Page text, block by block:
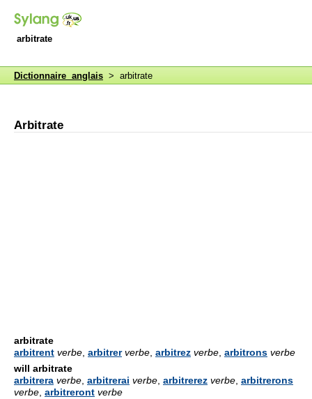
arbitrate
Dictionnaire anglais > arbitrate
Arbitrate
arbitrate
arbitrent verbe arbitrer verbe arbitrez verbe arbitrons verbe
will arbitrate
arbitrera verbe, arbitrerai verbe, arbitrerez verbe, arbitrerons
verbe, arbitreront verbe